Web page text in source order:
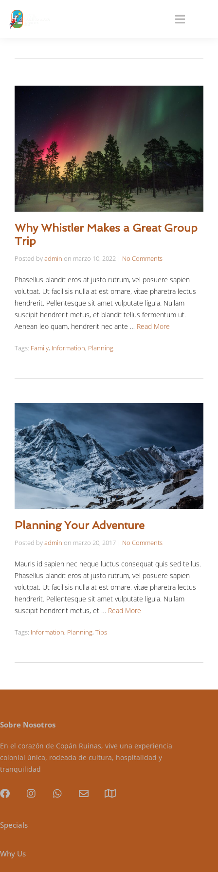
Why Whistler Makes a Great Group
Trip
Posted byadmin on marzo 10, 2022 | No Comments
Phasellus blandit eros at justo rutrum, vel posuere sapien
volutpat. Ut facilisis nulla at est ornare, vitae pharetra lectus
hendrerit. Pellentesque sit amet vulputate ligula. Nullam
suscipit hendrerit metus, et blandit tellus fermentum ut.
Aenean leo quam, hendrerit nec ante … Read More
Tags: Family, Information, Planning
Planning Your Adventure
Posted byadmin on marzo 20, 2017 | No Comments
Mauris id sapien nec neque luctus consequat quis sed tellus.
Phasellus blandit eros at justo rutrum, vel posuere sapien
volutpat. Ut facilisis nulla at est ornare, vitae pharetra lectus
hendrerit. Pellentesque sit amet vulputate ligula. Nullam
suscipit hendrerit metus, et … Read More
Tags: Information, Planning, Tips
Sobre Nosotros
En el corazón de Copán Ruinas, vive una experiencia
colonial única, rodeada de cultura, hospitalidad y
tranquilidad
Specials
Why Us